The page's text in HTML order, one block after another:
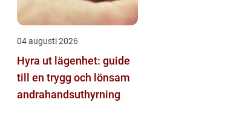
04 augusti 2026
Hyra ut lägenhet: guide
till en trygg och lönsam
andrahandsuthyrning